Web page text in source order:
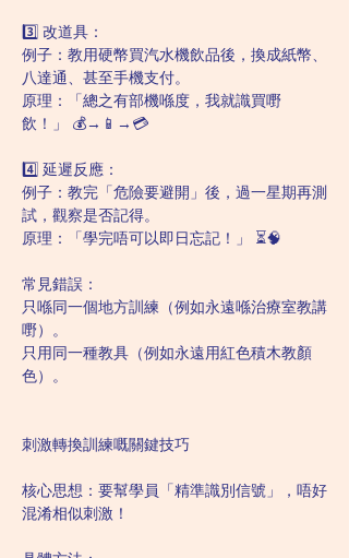
3️⃣ 改道具：
例子：教用硬幣買汽水機飲品後，換成紙幣、
八達通、甚至手機支付。
原理：「總之有部機喺度，我就識買嘢
飲！」 💰→📱→💳
4️⃣ 延遲反應：
例子：教完「危險要避開」後，過一星期再測
試，觀察是否記得。
原理：「學完唔可以即日忘記！」 ⏳🧠
常見錯誤：
只喺同一個地方訓練（例如永遠喺治療室教講
嘢）。
只用同一種教具（例如永遠用紅色積木教顏
色）。
刺激轉換訓練嘅關鍵技巧
核心思想：要幫學員「精準識別信號」，唔好
混淆相似刺激！